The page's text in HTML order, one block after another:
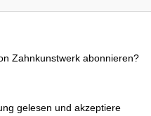
Zahnkunstwerk abonnieren?
gelesen und akzeptiere